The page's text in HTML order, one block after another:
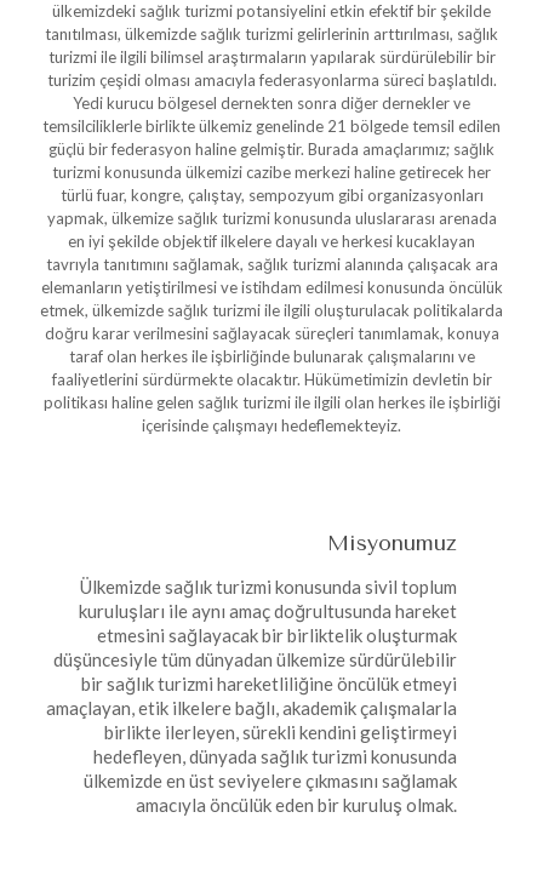
ülkemizdeki sağlık turizmi potansiyelini etkin efektif bir şekilde
tanıtılması, ülkemizde sağlık turizmi gelirlerinin arttırılması, sağlık
turizmi ile ilgili bilimsel araştırmaların yapılarak sürdürülebilir bir
turizim çeşidi olması amacıyla federasyonlarma süreci başlatıldı.
Yedi kurucu bölgesel dernekten sonra diğer dernekler ve
temsilciliklerle birlikte ülkemiz genelinde 21 bölgede temsil edilen
güçlü bir federasyon haline gelmiştir. Burada amaçlarımız; sağlık
turizmi konusunda ülkemizi cazibe merkezi haline getirecek her
türlü fuar, kongre, çalıştay, sempozyum gibi organizasyonları
yapmak, ülkemize sağlık turizmi konusunda uluslararası arenada
en iyi şekilde objektif ilkelere dayalı ve herkesi kucaklayan
tavrıyla tanıtımını sağlamak, sağlık turizmi alanında çalışacak ara
elemanların yetiştirilmesi ve istihdam edilmesi konusunda öncülük
etmek, ülkemizde sağlık turizmi ile ilgili oluşturulacak politikalarda
doğru karar verilmesini sağlayacak süreçleri tanımlamak, konuya
taraf olan herkes ile işbirliğinde bulunarak çalışmalarını ve
faaliyetlerini sürdürmekte olacaktır. Hükümetimizin devletin bir
politikası haline gelen sağlık turizmi ile ilgili olan herkes ile işbirliği
içerisinde çalışmayı hedeflemekteyiz.
Misyonumuz
Ülkemizde sağlık turizmi konusunda sivil toplum
kuruluşları ile aynı amaç doğrultusunda hareket
etmesini sağlayacak bir birliktelik oluşturmak
düşüncesiyle tüm dünyadan ülkemize sürdürülebilir
bir sağlık turizmi hareketliliğine öncülük etmeyi
amaçlayan, etik ilkelere bağlı, akademik çalışmalarla
birlikte ilerleyen, sürekli kendini geliştirmeyi
hedefleyen, dünyada sağlık turizmi konusunda
ülkemizde en üst seviyelere çıkmasını sağlamak
amacıyla öncülük eden bir kuruluş olmak.